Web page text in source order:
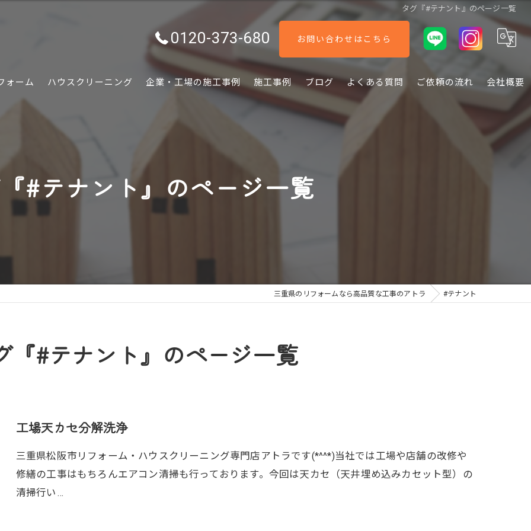
タグ『#テナント』のページ一覧
0120-373-680 お問い合わせはこちら
ォーム ハウスクリーニング 企業・工場の施工事例 施工事例 ブログ よくある質問 ご依頼の流れ 会社概要
#テナント』のページ一覧
三重県のリフォームなら高品質な工事のアトラ #テナント
『#テナント』のページ一覧
工場天カセ分解洗浄
三重県松阪市リフォーム・ハウスクリーニング専門店アトラです(*^^*)当社では工場や店舗の改修や
修繕の工事はもちろんエアコン清掃も行っております。今回は天カセ（天井埋め込みカセット型）の
清掃行い…